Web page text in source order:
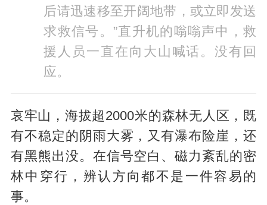
后请迅速移至开阔地带，或立即发送
求救信号。”直升机的嗡嗡声中，救
援人员一直在向大山喊话。没有回
应。
哀牢山，海拔超2000米的森林无人区，既
有不稳定的阴雨大雾，又有瀑布险崖，还
有黑熊出没。在信号空白、磁力紊乱的密
林中穿行，辨认方向都不是一件容易的
事。